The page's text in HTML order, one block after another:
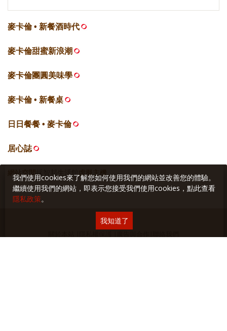
麥卡倫 • 新餐酒時代
麥卡倫甜蜜新浪潮
麥卡倫團圓美味學
麥卡倫 • 新餐桌
日日餐餐 • 麥卡倫
居心誌
網站空間採智邦生活館虛擬主機
我們使用cookies來了解您如何使用我們的網站並改善您的體驗。
繼續使用我們的網站，即表示您接受我們使用cookies，點此查看
隱私政策。
我知道了